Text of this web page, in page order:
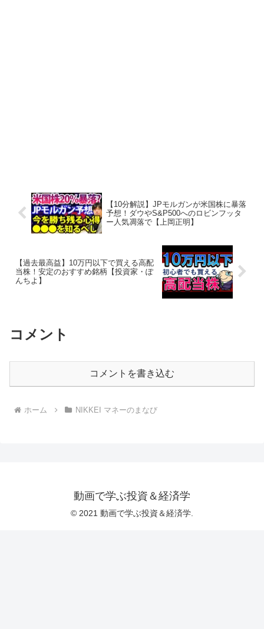
【10分解説】JPモルガンが米国株に暴落
予想！ダウやS&P500へのロビンフッタ
ー人気凋落で【上岡正明】
【過去最高益】10万円以下で買える高配
当株！安定のおすすめ銘柄【投資家・ぽ
んちよ】
コメント
コメントを書き込む
ホーム NIKKEI マネーのまなび
動画で学ぶ投資＆経済学
© 2021 動画で学ぶ投資＆経済学.